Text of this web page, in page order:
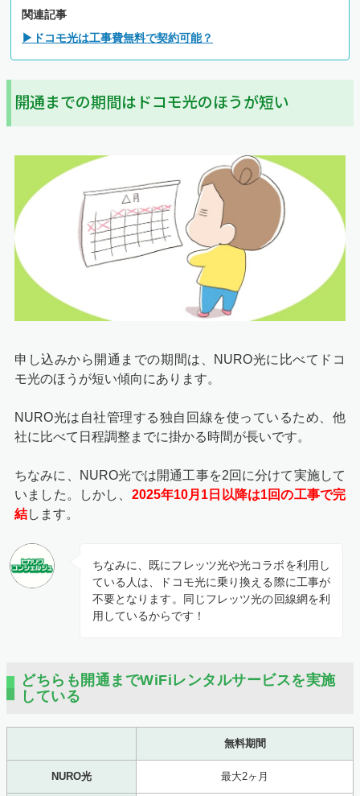
関連記事
▶ドコモ光は工事費無料で契約可能？
開通までの期間はドコモ光のほうが短い
申し込みから開通までの期間は、NURO光に比べてドコ
モ光のほうが短い傾向にあります。
NURO光は自社管理する独自回線を使っているため、他
社に比べて日程調整までに掛かる時間が長いです。
ちなみに、NURO光では開通工事を2回に分けて実施して
いました。しかし、 2025年10月1日以降は1回の工事で完
結します。
ちなみに、既にフレッツ光や光コラボを利用し
ている人は、ドコモ光に乗り換える際に工事が
不要となります。同じフレッツ光の回線網を利
用しているからです！
どちらも開通までWiFiレンタルサービスを実施
している
無料期間
NURO光 最大2ヶ月